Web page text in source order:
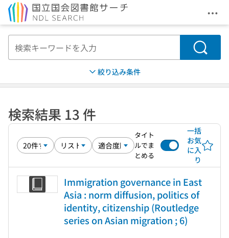
メ
検索
絞り込み条件
検索結果 13 件
タイト
ルでま
とめる
一括
お気
に入
り
Immigration governance in East
Asia : norm diffusion, politics of
identity, citizenship (Routledge
series on Asian migration ; 6)